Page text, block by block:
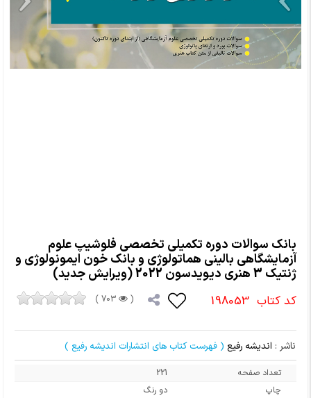
بانک سوالات دوره تکمیلی تخصصی فلوشیپ علوم
آزمایشگاهی بالینی هماتولوژی و بانک خون ایمونولوژی و
ژنتیک 3 هنری دیویدسون 2022 (ویرایش جدید)
کد کتاب 198053
(
703 )
ناشر : اندیشه رفیع ( فهرست کتاب های انتشارات اندیشه رفیع )
تعداد صفحه
221
چاپ
دو رنگ